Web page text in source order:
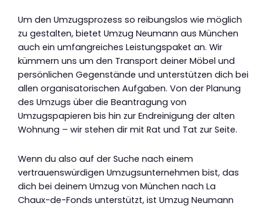
Um den Umzugsprozess so reibungslos wie möglich
zu gestalten, bietet Umzug Neumann aus München
auch ein umfangreiches Leistungspaket an. Wir
kümmern uns um den Transport deiner Möbel und
persönlichen Gegenstände und unterstützen dich bei
allen organisatorischen Aufgaben. Von der Planung
des Umzugs über die Beantragung von
Umzugspapieren bis hin zur Endreinigung der alten
Wohnung – wir stehen dir mit Rat und Tat zur Seite.
Wenn du also auf der Suche nach einem
vertrauenswürdigen Umzugsunternehmen bist, das
dich bei deinem Umzug von München nach La
Chaux-de-Fonds unterstützt, ist Umzug Neumann